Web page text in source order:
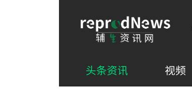
头条资讯 视频